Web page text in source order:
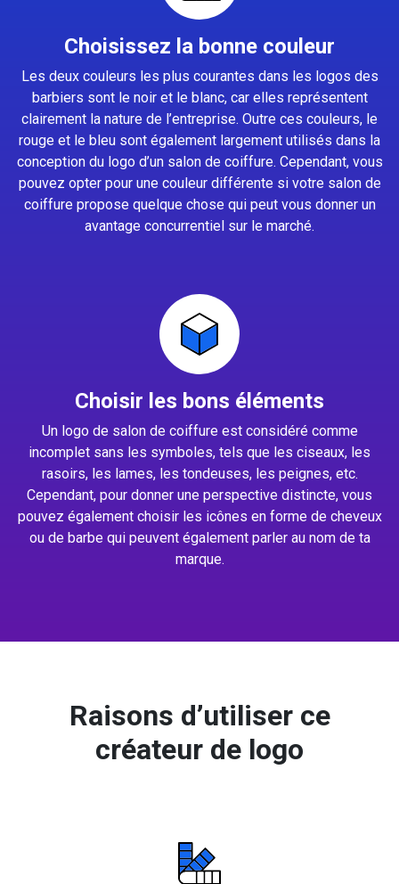
Choisissez la bonne couleur
Les deux couleurs les plus courantes dans les logos des
barbiers sont le noir et le blanc, car elles représentent
clairement la nature de l’entreprise. Outre ces couleurs, le
rouge et le bleu sont également largement utilisés dans la
conception du logo d’un salon de coiffure. Cependant, vous
pouvez opter pour une couleur différente si votre salon de
coiffure propose quelque chose qui peut vous donner un
avantage concurrentiel sur le marché.
Choisir les bons éléments
Un logo de salon de coiffure est considéré comme
incomplet sans les symboles, tels que les ciseaux, les
rasoirs, les lames, les tondeuses, les peignes, etc.
Cependant, pour donner une perspective distincte, vous
pouvez également choisir les icônes en forme de cheveux
ou de barbe qui peuvent également parler au nom de ta
marque.
Raisons d’utiliser ce
créateur de logo